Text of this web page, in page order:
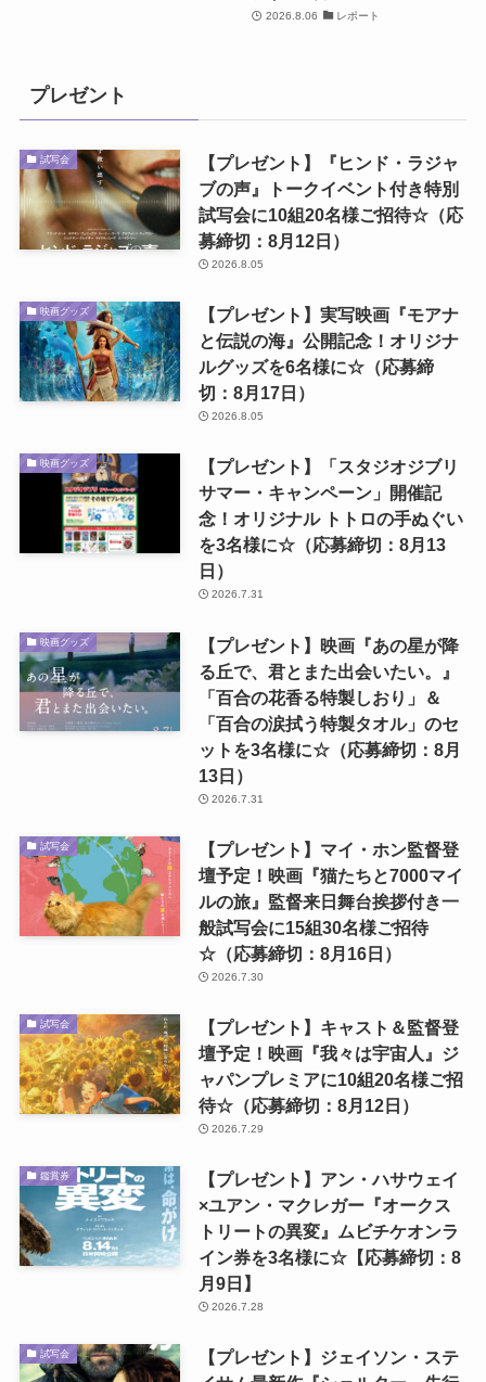
2026.8.06 レポート
プレゼント
試写会
【プレゼント】『ヒンド・ラジャ
ブの声』トークイベント付き特別
試写会に10組20名様ご招待☆（応
募締切：8月12日）
2026.8.05
映画グッズ
【プレゼント】実写映画『モアナ
と伝説の海』公開記念！オリジナ
ルグッズを6名様に☆（応募締
切：8月17日）
2026.8.05
映画グッズ
【プレゼント】「スタジオジブリ
サマー・キャンペーン」開催記
念！オリジナル トトロの手ぬぐい
を3名様に☆（応募締切：8月13
日）
2026.7.31
映画グッズ
【プレゼント】映画『あの星が降
る丘で、君とまた出会いたい。』
「百合の花香る特製しおり」＆
「百合の涙拭う特製タオル」のセ
ットを3名様に☆（応募締切：8月
13日）
2026.7.31
試写会
【プレゼント】マイ・ホン監督登
壇予定！映画『猫たちと7000マイ
ルの旅』監督来日舞台挨拶付き一
般試写会に15組30名様ご招待
☆（応募締切：8月16日）
2026.7.30
試写会
【プレゼント】キャスト＆監督登
壇予定！映画『我々は宇宙人』ジ
ャパンプレミアに10組20名様ご招
待☆（応募締切：8月12日）
2026.7.29
鑑賞券
【プレゼント】アン・ハサウェイ
×ユアン・マクレガー『オークス
トリートの異変』ムビチケオンラ
イン券を3名様に☆【応募締切：8
月9日】
2026.7.28
試写会
【プレゼント】ジェイソン・ステ